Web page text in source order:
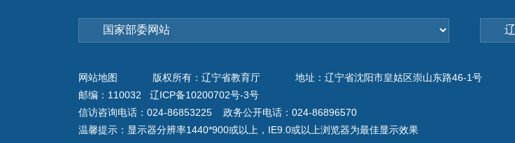
网站地图 版权所有：辽宁省教育厅
地址：辽宁省沈阳市皇姑区崇山东路46-1号
邮编：110032 辽ICP备10200702号-3号
信访咨询电话：024-86853225 政务公开电话：024-86896570
温馨提示：显示器分辨率1440*900或以上，IE9.0或以上浏览器为最佳显示效果